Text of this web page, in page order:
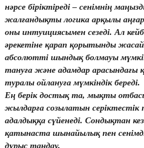
нәрсе біріктіреді – сенімнің
жалғандықты логика арқылы
оны интуициясымен сезеді. Ал
әрекетіне қарап қорытынды
абсолютті шындық болмауы
тануға және адамдар арасындағы
туралы ойлануға мүмкіндік береді.
Ең берік достық та, мықты
жылдарға созылатын серіктестік
адалдыққа сүйенеді. Сондықтан
қатынаста шынайылық пен
дұрыс таңдау.